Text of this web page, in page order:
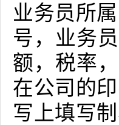
业务员所
号，业务
额，税率
在公司的
写上填写